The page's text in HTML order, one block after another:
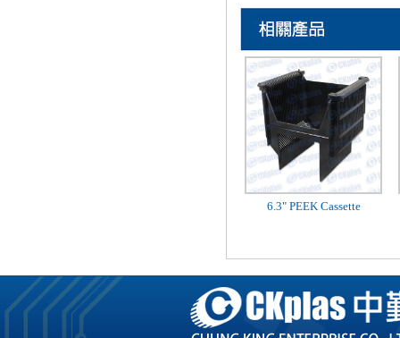
6.3" PEEK Cassette